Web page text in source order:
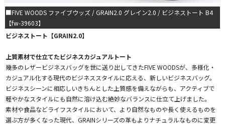
■FIVE WOODS ファイブウッズ / GRAIN2.0 グレイン2.0 / ビジネストート B4
【fw-39603】
ビジネストート【GRAIN2.0】
上質素材で仕立てたビジネスカジュアルトート
幾多のレザービジネスバッグを世に送り出してきたFIVE WOODSが、多様化・
カジュアル化する現代のビジネススタイルに応える、新しいビジネスバッグ。
ビジネスシーンに相応しいきちんとした上質感を備えながらも、アクティブで
軽やかなスタイルにも自然に溶け込む絶妙なバランスに仕立て上げました。
素材や食品などライフスタイルにおいて、より自然なものや長く使えるものを
選ぶ方が多くなった現代、GRAINシリーズの革もよりナチュラルなものに変更